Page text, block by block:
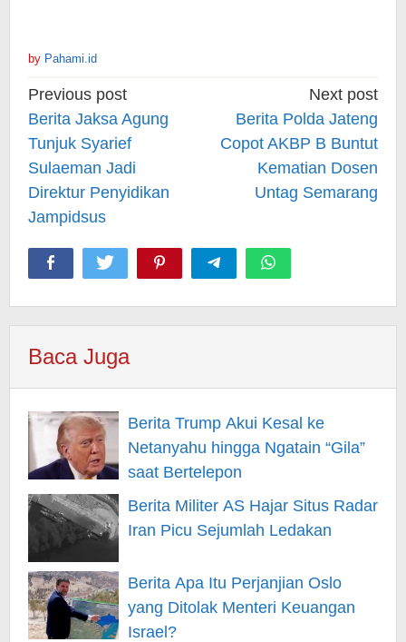
by Pahami.id
Post
navigation
Previous post
Berita Jaksa Agung
Tunjuk Syarief
Sulaeman Jadi
Direktur Penyidikan
Jampidsus
Next post
Berita Polda Jateng
Copot AKBP B Buntut
Kematian Dosen
Untag Semarang
Baca Juga
Berita Trump Akui Kesal ke
Netanyahu hingga Ngatain “Gila”
saat Bertelepon
Berita Militer AS Hajar Situs Radar
Iran Picu Sejumlah Ledakan
Berita Apa Itu Perjanjian Oslo
yang Ditolak Menteri Keuangan
Israel?